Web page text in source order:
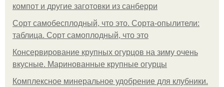
компот и другие заготовки из санберри
Сорт самобесплодный, что это. Сорта-опылители:
таблица. Сорт самоплодный, что это
Консервирование крупных огурцов на зиму очень
вкусные. Маринованные крупные огурцы
Комплексное минеральное удобрение для клубники.